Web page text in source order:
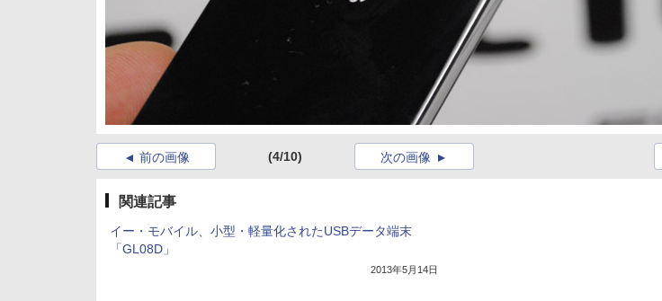
前の画像 (4/10) 次の画像
関連記事
イー・モバイル、小型・軽量化されたUSBデータ端末
「GL08D」
2013年5月14日